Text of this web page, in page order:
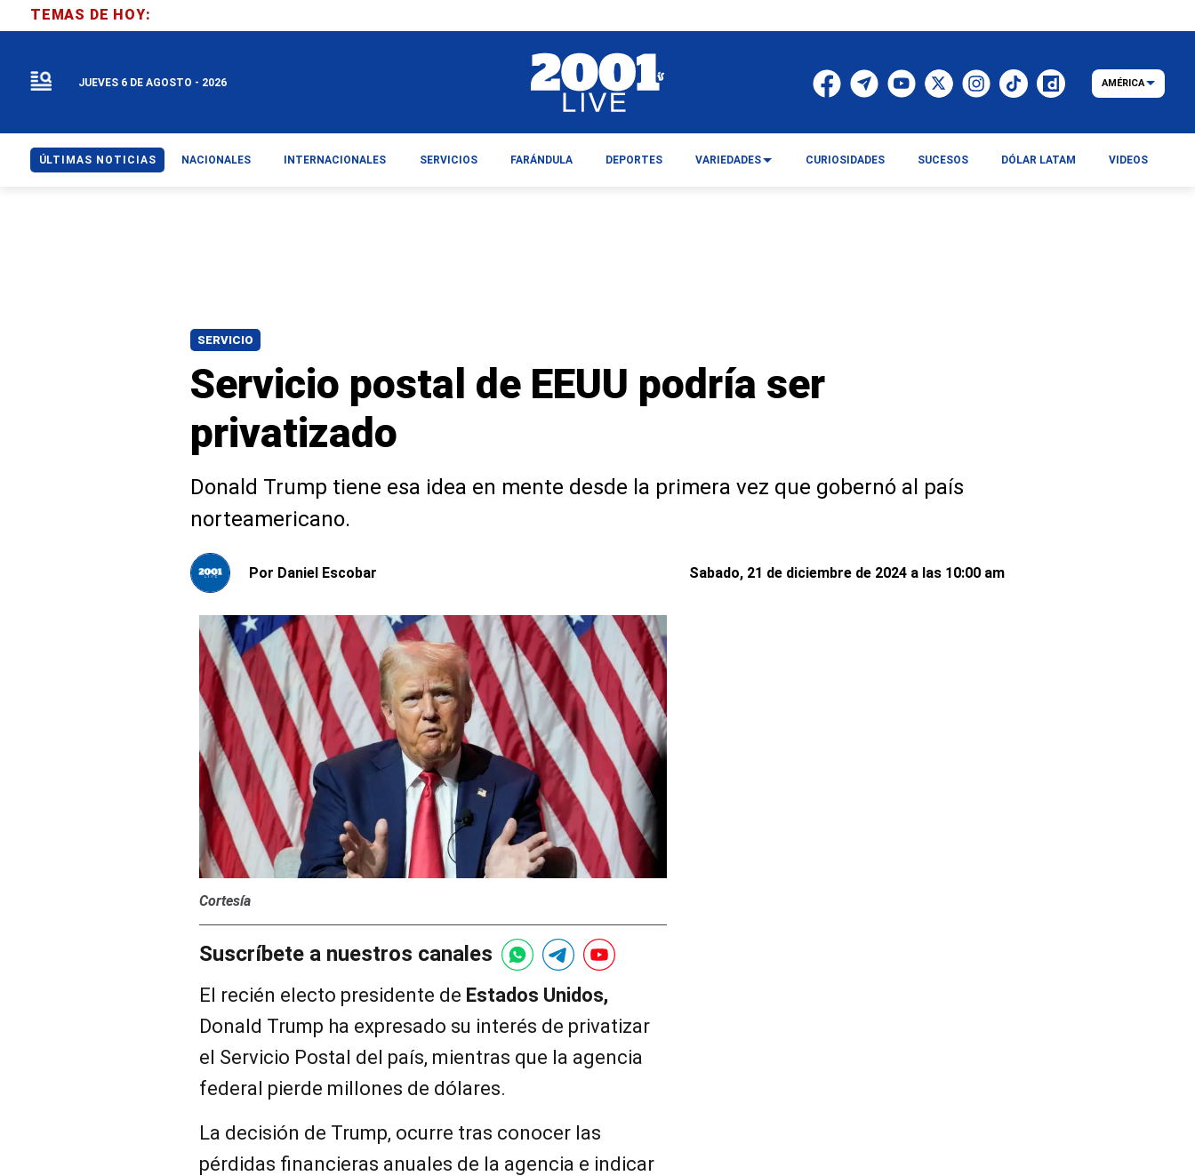
SERVICIO
Servicio postal de EEUU podría ser
privatizado
Donald Trump tiene esa idea en mente desde la primera vez que gobernó al país
norteamericano.
Por Daniel Escobar Sabado, 21 de diciembre de 2024 a las 10:00 am
Cortesía
Suscríbete a nuestros canales
El recién electo presidente de Estados Unidos,
Donald Trump ha expresado su interés de privatizar
el Servicio Postal del país, mientras que la agencia
federal pierde millones de dólares.
La decisión de Trump, ocurre tras conocer las
pérdidas financieras anuales de la agencia e indicar
TEMAS DE HOY:
JUEVES 6 DE AGOSTO - 2026 AMÉRICA
ÚLTIMAS NOTICIAS NACIONALES INTERNACIONALES SERVICIOS FARÁNDULA DEPORTES VARIEDADES CURIOSIDADES SUCESOS DÓLAR LATAM VIDEOS